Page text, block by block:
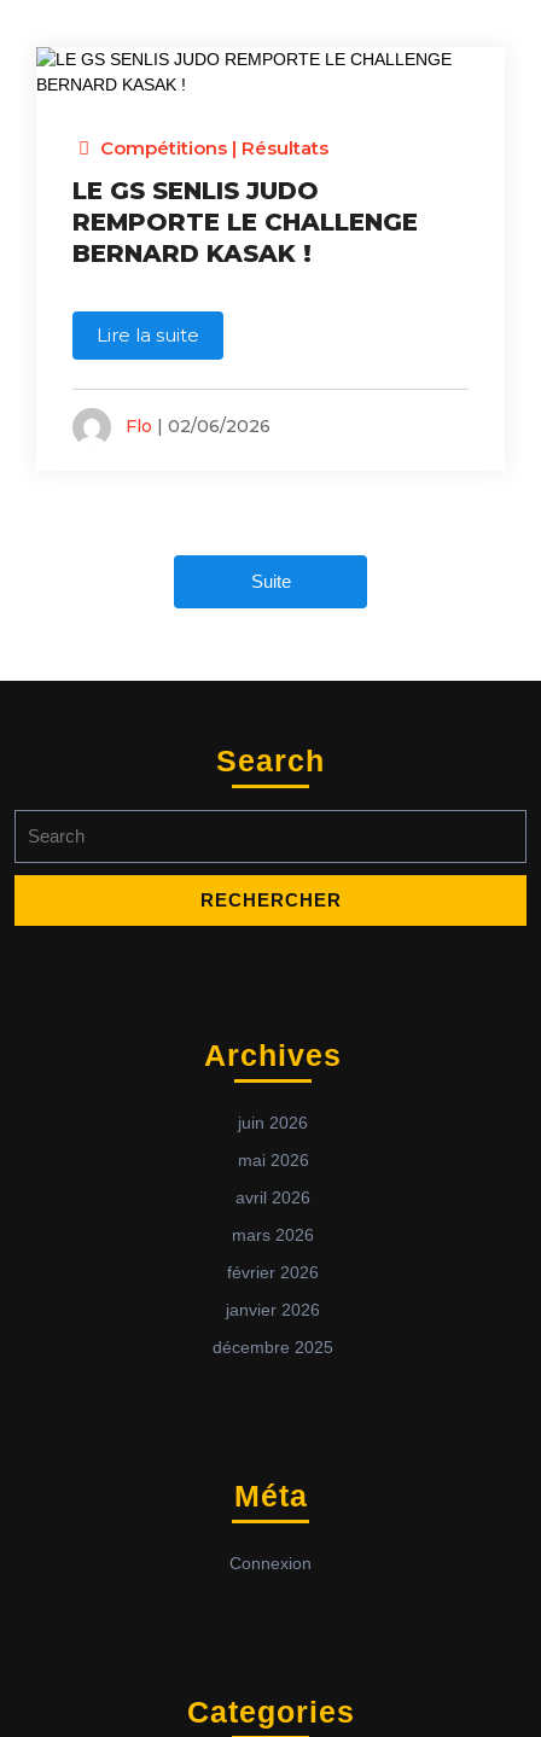
Compétitions| Résultats
LE GS SENLIS JUDO
REMPORTE LE CHALLENGE
BERNARD KASAK !
Lire la suite
Flo | 02/06/2026
Suite
Search
Archives
juin 2026
mai 2026
avril 2026
mars 2026
février 2026
janvier 2026
décembre 2025
Méta
Connexion
Categories